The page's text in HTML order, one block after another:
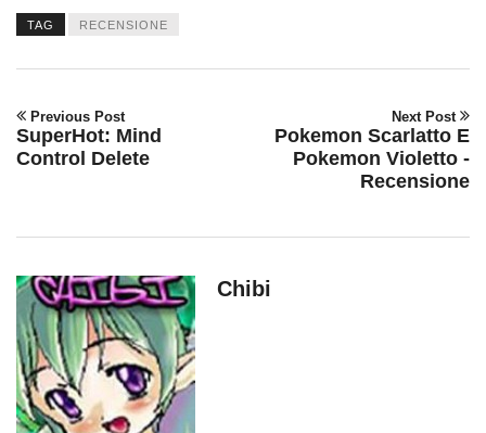
TAG RECENSIONE
Previous Post
SuperHot: Mind
Control Delete
Next Post
Pokemon Scarlatto E
Pokemon Violetto -
Recensione
Chibi